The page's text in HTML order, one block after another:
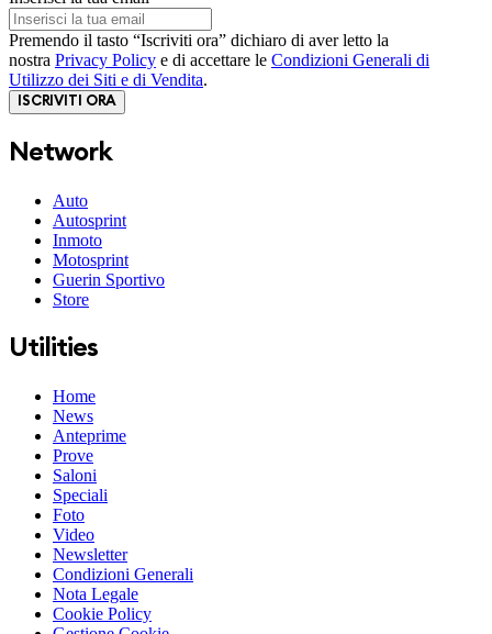
Premendo il tasto “Iscriviti ora” dichiaro di aver letto la
nostra Privacy Policy e di accettare le Condizioni Generali di
Utilizzo dei Siti e di Vendita.
ISCRIVITI ORA
Network
Auto
Autosprint
Inmoto
Motosprint
Guerin Sportivo
Store
Utilities
Home
News
Anteprime
Prove
Saloni
Speciali
Foto
Video
Newsletter
Condizioni Generali
Nota Legale
Cookie Policy